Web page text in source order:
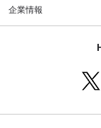
企業情報